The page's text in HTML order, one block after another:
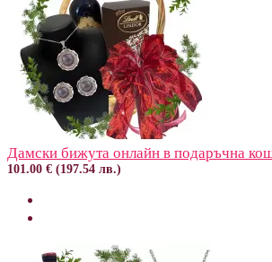
Дамски бижута онлайн в подаръчна
101.00 € (197.54 лв.)